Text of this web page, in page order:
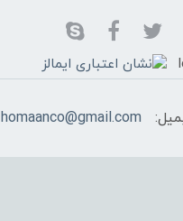
homaanco@gmail.com